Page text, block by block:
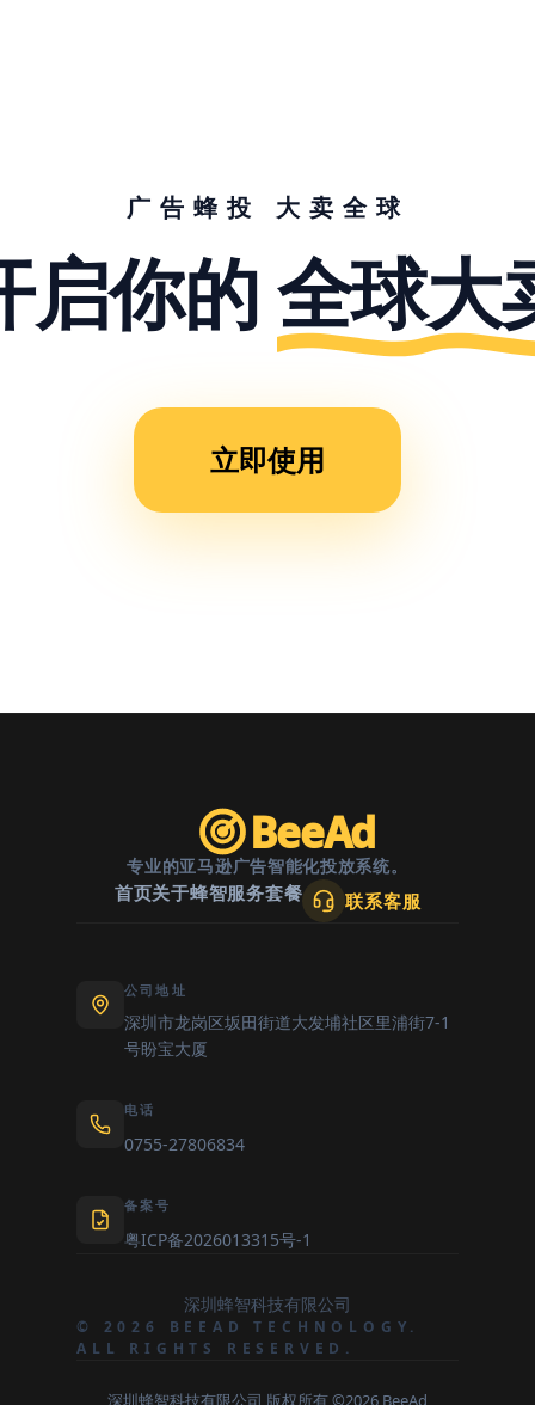
了我
们大
量的
运营
间，
现在
止一
广告蜂投 大卖全球
启你的全球大
立即使用
BeeAd
专业的亚马逊广告智能化投放系统。
首页关于蜂智服务套餐 联系客服
公司地址
深圳市龙岗区坂田街道大发埔社区里浦街7-1
号盼宝大厦
电话
0755-27806834
备案号
粤ICP备2026013315号-1
深圳蜂智科技有限公司
© 2026 BEEAD TECHNOLOGY.
ALL RIGHTS RESERVED.
深圳蜂智科技有限公司 版权所有 ©2026 BeeAd